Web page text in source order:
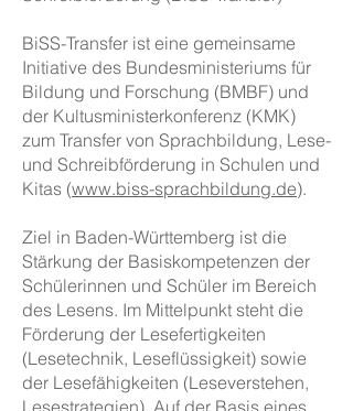
BiSS-Transfer ist eine gemeinsame
Initiative des Bundesministeriums für
Bildung und Forschung (BMBF) und
der Kultusministerkonferenz (KMK)
zum Transfer von Sprachbildung, Lese-
und Schreibförderung in Schulen und
Kitas (www.biss-sprachbildung.de).
Ziel in Baden-Württemberg ist die
Stärkung der Basiskompetenzen der
Schülerinnen und Schüler im Bereich
des Lesens. Im Mittelpunkt steht die
Förderung der Lesefertigkeiten
(Lesetechnik, Leseflüssigkeit) sowie
der Lesefähigkeiten (Leseverstehen,
Lesestrategien). Auf der Basis eines